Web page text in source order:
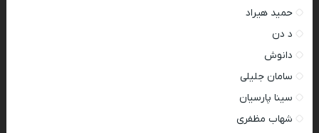
حمید هیراد
د دن
دانوش
سامان جلیلی
سینا پارسیان
شهاب مظفری